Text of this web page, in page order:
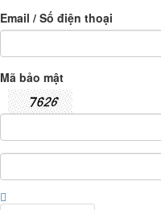
Email / Số điện thoại
Mã bảo mật